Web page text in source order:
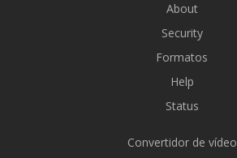
About
Security
Formatos
Help
Status
Convertidor de vídeo